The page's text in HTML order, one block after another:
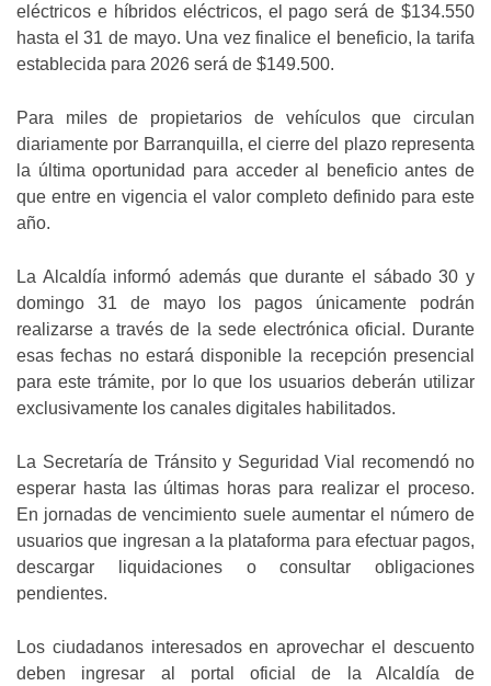
eléctricos e híbridos eléctricos, el pago será de $134.550
hasta el 31 de mayo. Una vez finalice el beneficio, la tarifa
establecida para 2026 será de $149.500.
Para miles de propietarios de vehículos que circulan
diariamente por Barranquilla, el cierre del plazo representa
la última oportunidad para acceder al beneficio antes de
que entre en vigencia el valor completo definido para este
año.
La Alcaldía informó además que durante el sábado 30 y
domingo 31 de mayo los pagos únicamente podrán
realizarse a través de la sede electrónica oficial. Durante
esas fechas no estará disponible la recepción presencial
para este trámite, por lo que los usuarios deberán utilizar
exclusivamente los canales digitales habilitados.
La Secretaría de Tránsito y Seguridad Vial recomendó no
esperar hasta las últimas horas para realizar el proceso.
En jornadas de vencimiento suele aumentar el número de
usuarios que ingresan a la plataforma para efectuar pagos,
descargar liquidaciones o consultar obligaciones
pendientes.
Los ciudadanos interesados en aprovechar el descuento
deben ingresar al portal oficial de la Alcaldía de